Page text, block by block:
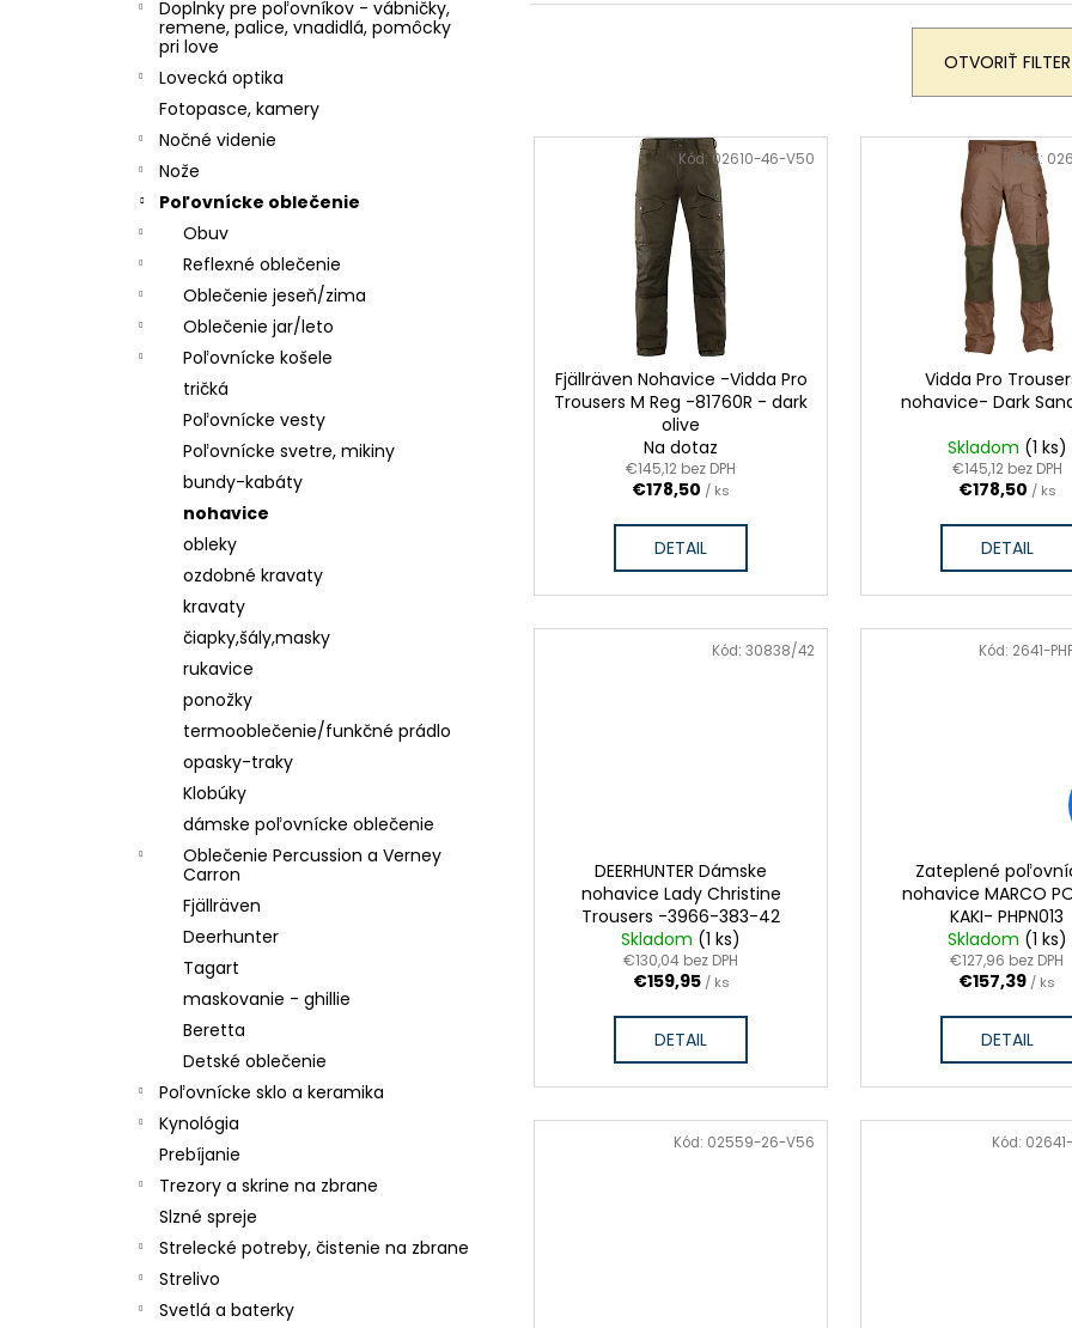
Doplnky pre poľovníkov - vábničky,
remene, palice, vnadidlá, pomôcky
pri love
Lovecká optika
Fotopasce, kamery
Nočné videnie
Nože
Poľovnícke oblečenie
Obuv
Reflexné oblečenie
Oblečenie jeseň/zima
Oblečenie jar/leto
Poľovnícke košele
tričká
Poľovnícke vesty
Poľovnícke svetre, mikiny
bundy-kabáty
nohavice
obleky
ozdobné kravaty
kravaty
čiapky,šály,masky
rukavice
ponožky
termooblečenie/funkčné prádlo
opasky-traky
Klobúky
dámske poľovnícke oblečenie
Oblečenie Percussion a Verney
Carron
Fjällräven
Deerhunter
Tagart
maskovanie - ghillie
Beretta
Detské oblečenie
Poľovnícke sklo a keramika
Kynológia
Prebíjanie
Trezory a skrine na zbrane
Slzné spreje
Strelecké potreby, čistenie na zbrane
Strelivo
Svetlá a baterky
n
u
OTVORIŤ FILTER
Fjällräven Nohavice -Vidda Pro
Trousers M Reg -81760R - dark
olive
Na dotaz
€145,12 bez DPH
€178,50 / ks
DETAIL
Kód:02610-46-V50
Vidda Pro
nohavice- Dark
Skladom (1 ks)
€145,12 bez DPH
€178,50 / ks
DETAIL
Kód:
DEERHUNTER Dámske
nohavice Lady Christine
Trousers -3966-383-42
Skladom (1 ks)
€130,04 bez DPH
€159,95 / ks
DETAIL
Kód:30838/42
VÝPREDAJ ZÁSOB
Zateplené
nohavice MARCO
KAKI- PHPN013
Skladom (1 ks)
€127,96 bez DPH
€157,39 / ks
DETAIL
Kód: 2641-
Kód: 02559-26-V56
VÝPREDAJ ZÁSOBKód: